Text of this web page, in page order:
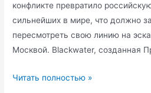
конфликте превратило
сильнейших в мире, что должно
пересмотреть свою линию на
Москвой. Blackwater, созданная
«Тревожный
Читать полностью »